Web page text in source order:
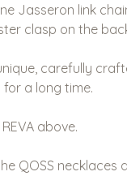
Jasseron link
clasp on the
carefully
a long time.
above.
QOSS necklaces